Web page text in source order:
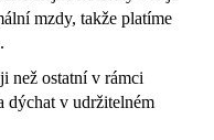
mzdy, takže platíme
než ostatní v rámci
dýchat v udržitelném